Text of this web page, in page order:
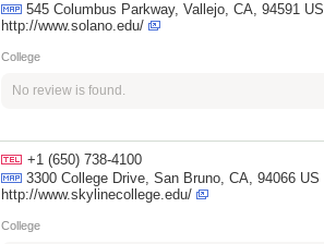
545 Columbus Parkway, Vallejo, CA, 94591 US
http://www.solano.edu/
College
No review is found.
+1 (650) 738-4100
3300 College Drive, San Bruno, CA, 94066 US
http://www.skylinecollege.edu/
College